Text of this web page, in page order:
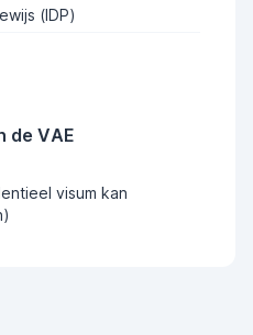
(IDP)
de VAE
visum kan